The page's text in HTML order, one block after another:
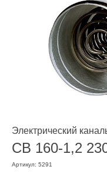
Электрический
CB 160-1,2
Артикул: 5291